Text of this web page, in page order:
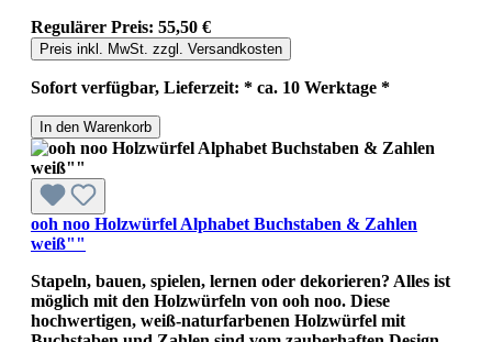
Regulärer Preis: 55,50 €
Preis inkl. MwSt. zzgl. Versandkosten
Sofort verfügbar, Lieferzeit: * ca. 10 Werktage *
In den Warenkorb
ooh noo Holzwürfel Alphabet Buchstaben & Zahlen
weiß""
Stapeln, bauen, spielen, lernen oder dekorieren? Alles ist
möglich mit den Holzwürfeln von ooh noo. Diese
hochwertigen, weiß-naturfarbenen Holzwürfel mit